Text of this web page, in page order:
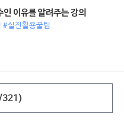
이유를 알려주는 강의
실전활용꿀팁
321 )